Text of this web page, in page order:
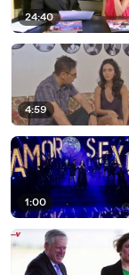
24:40
4:59
1:00